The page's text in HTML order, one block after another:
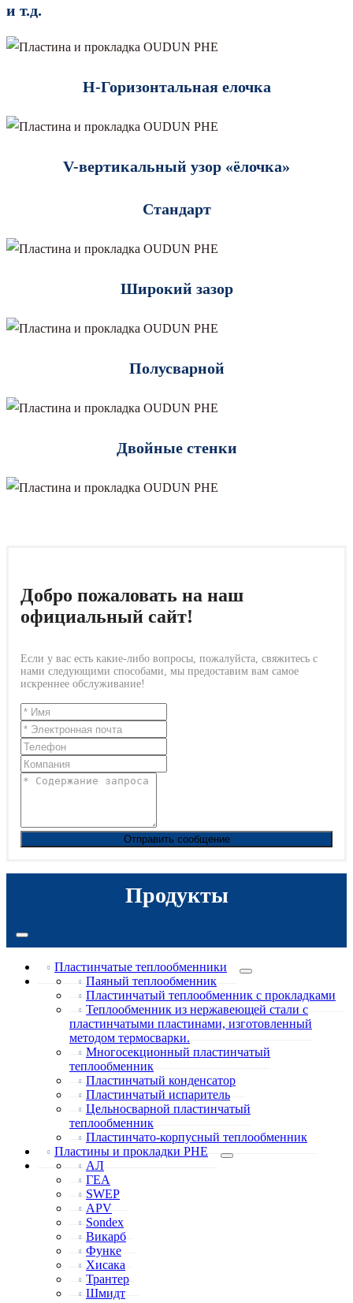
и т.д.
H-Горизонтальная елочка
V-вертикальный узор «ёлочка»
Стандарт
Широкий зазор
Полусварной
Двойные стенки
Добро пожаловать на наш
официальный сайт!
Если у вас есть какие-либо вопросы, пожалуйста, свяжитесь с
нами следующими способами, мы предоставим вам самое
искреннее обслуживание!
Отправить сообщение
Продукты
Пластинчатые теплообменники
Паяный теплообменник
Пластинчатый теплообменник с прокладками
Теплообменник из нержавеющей стали с
пластинчатыми пластинами, изготовленный
методом термосварки.
Многосекционный пластинчатый
теплообменник
Пластинчатый конденсатор
Пластинчатый испаритель
Цельносварной пластинчатый
теплообменник
Пластинчато-корпусный теплообменник
Пластины и прокладки PHE
АЛ
ГЕА
SWEP
APV
Sondex
Викарб
Функе
Хисака
Трантер
Шмидт